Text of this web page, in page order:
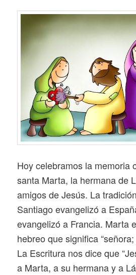
Hoy celebramos la memoria
santa Marta, la hermana de
amigos de Jesús. La
Santiago evangelizó a
evangelizó a Francia. Marta
hebreo que significa
La Escritura nos dice que
a Marta, a su hermana y a